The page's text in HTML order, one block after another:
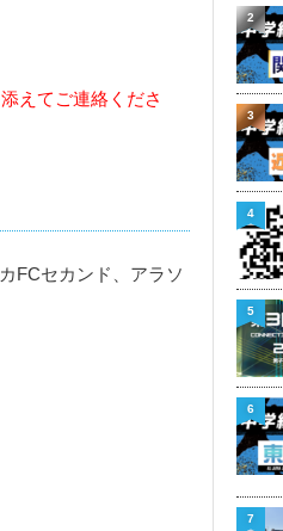
えてご連絡くださ
FCセカンド、アラソ
2
3
4
5
6
7